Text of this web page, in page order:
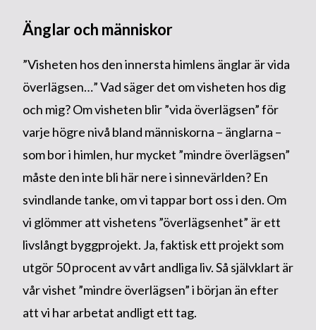
Änglar och människor
”Visheten hos den innersta himlens änglar är vida
överlägsen…” Vad säger det om visheten hos dig
och mig? Om visheten blir ”vida överlägsen” för
varje högre nivå bland människorna – änglarna –
som bor i himlen, hur mycket ”mindre överlägsen”
måste den inte bli här nere i sinnevärlden? En
svindlande tanke, om vi tappar bort oss i den. Om
vi glömmer att vishetens ”överlägsenhet” är ett
livslångt byggprojekt. Ja, faktisk ett projekt som
utgör 50 procent av vårt andliga liv. Så självklart är
vår vishet ”mindre överlägsen” i början än efter
att vi har arbetat andligt ett tag.